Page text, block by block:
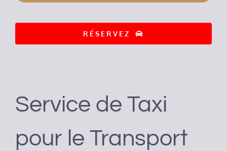
RÉSERVEZ
Service de Taxi
pour le Transport